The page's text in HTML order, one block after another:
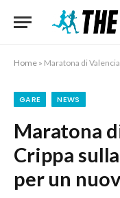
Home » Maratona di Valencia:
GARE NEWS
Maratona
Crippa
per un